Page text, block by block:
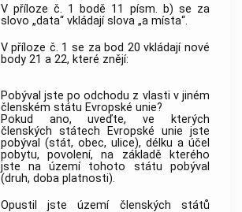
V příloze č. 1 bodě 11 písm. b) se za
slovo „data“ vkládají slova „a místa“.
V příloze č. 1 se za bod 20 vkládají nové
body 21 a 22, které znějí:
Pobýval jste po odchodu z vlasti v jiném
členském státu Evropské unie?
Pokud ano, uveďte, ve kterých
členských státech Evropské unie jste
pobýval (stát, obec, ulice), délku a účel
pobytu, povolení, na základě kterého
jste na území tohoto státu pobýval
(druh, doba platnosti).
Opustil jste území členských států